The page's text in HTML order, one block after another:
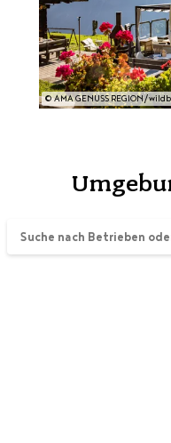
© AMA GENUSS REGION/